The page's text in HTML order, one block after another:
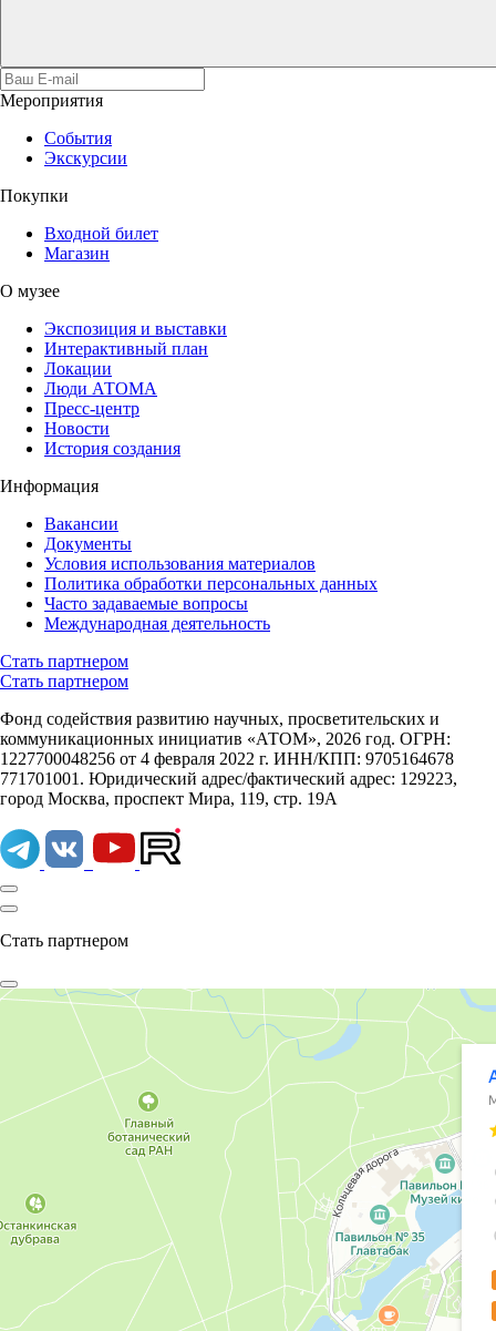
Мероприятия
События
Экскурсии
Покупки
Входной билет
Магазин
О музее
Экспозиция и выставки
Интерактивный план
Локации
Люди АТОМА
Пресс-центр
Новости
История создания
Информация
Вакансии
Документы
Условия использования материалов
Политика обработки персональных данных
Часто задаваемые вопросы
Международная деятельность
Стать партнером
Стать партнером
Фонд содействия развитию научных, просветительских и
коммуникационных инициатив «АТОМ», 2026 год. ОГРН:
1227700048256 от 4 февраля 2022 г. ИНН/КПП: 9705164678
771701001. Юридический адрес/фактический адрес: 129223,
город Москва, проспект Мира, 119, стр. 19А
Стать партнером